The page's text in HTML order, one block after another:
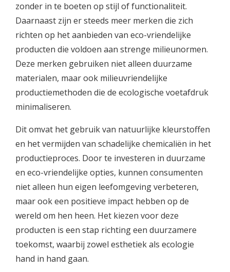
zonder in te boeten op stijl of functionaliteit.
Daarnaast zijn er steeds meer merken die zich
richten op het aanbieden van eco-vriendelijke
producten die voldoen aan strenge milieunormen.
Deze merken gebruiken niet alleen duurzame
materialen, maar ook milieuvriendelijke
productiemethoden die de ecologische voetafdruk
minimaliseren.
Dit omvat het gebruik van natuurlijke kleurstoffen
en het vermijden van schadelijke chemicaliën in het
productieproces. Door te investeren in duurzame
en eco-vriendelijke opties, kunnen consumenten
niet alleen hun eigen leefomgeving verbeteren,
maar ook een positieve impact hebben op de
wereld om hen heen. Het kiezen voor deze
producten is een stap richting een duurzamere
toekomst, waarbij zowel esthetiek als ecologie
hand in hand gaan.